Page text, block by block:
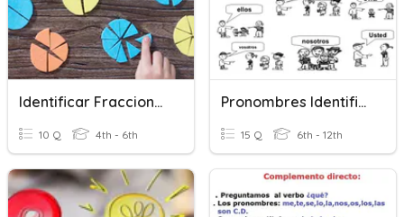
Identificar Fracciones
10 Q 4th - 6th
Pronombres Identificar
15 Q 6th - 12th